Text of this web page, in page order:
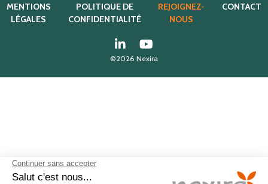
MENTIONS
LÉGALES
POLITIQUE DE
CONFIDENTIALITÉ
REJOIGNEZ-
NOUS
CONTACT
©2026 Nexira